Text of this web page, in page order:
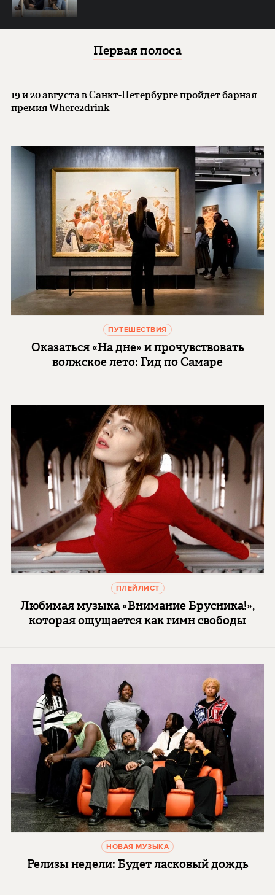
Первая полоса
19 и 20 августа в Санкт-Петербурге пройдет барная
премия Where2drink
ПУТЕШЕСТВИЯ
Оказаться «На дне» и прочувствовать
волжское лето: Гид по Самаре
ПЛЕЙЛИСТ
Любимая музыка «Внимание Брусника!»,
которая ощущается как гимн свободы
НОВАЯ МУЗЫКА
Релизы недели: Будет ласковый дождь